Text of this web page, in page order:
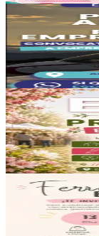
Ke Feria!
16/08/2026,
419
86
Aeroclub San
Evento
17/08/2026,
174
38
Tierras Negras
Expo Tierras
06/09/2026 ,